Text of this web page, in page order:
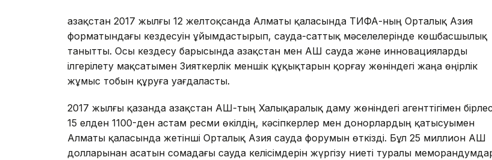
Қазақстан 2017 жылғы 12 желтоқсанда Алматы қаласында ТИФА-ның Орталық Азия
форматындағы кездесуін ұйымдастырып, сауда-саттық мәселелерінде көшбасшылық
танытты. Осы кездесу барысында Қазақстан мен АҚШ сауда және инновацияларды
ілгерілету мақсатымен Зияткерлік меншік құқықтарын қорғау жөніндегі жаңа өңірлік
жұмыс тобын құруға уағдаласты.
2017 жылғы қазанда Қазақстан АҚШ-тың Халықаралық даму жөніндегі агенттігімен
15 елден 1100-ден астам ресми өкілдің, кәсіпкерлер мен донорлардың қатысуымен
Алматы қаласында жетінші Орталық Азия сауда форумын өткізді. Бұл 25 миллион АҚШ
долларынан асатын сомадағы сауда келісімдерін жүргізу ниеті туралы